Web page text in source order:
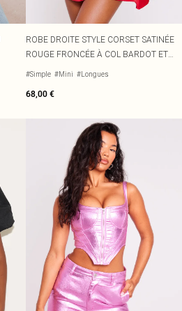
ROBE DROITE STYLE CORSET SATINÉE
ROUGE FRONCÉE À COL BARDOT ET
MANCHES LONGUES
#Simple #Mini #Longues
68,00 €